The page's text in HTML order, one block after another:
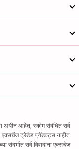
अधीन आहेत, स्कीम संबंधित सर्व
ट्रेडेड प्रॉडक्ट्स नाहीत
सर्व विवादांना एक्सचेंज